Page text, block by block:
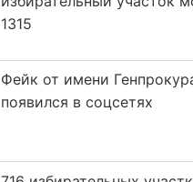
1315
Фейк от имени
появился в соцсетях